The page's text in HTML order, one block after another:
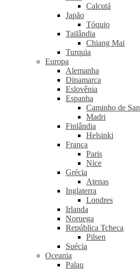
Calcutá
Japão
Tóquio
Tailândia
Chiang Mai
Turquia
Europa
Alemanha
Dinamarca
Eslovênia
Espanha
Caminho de
Madri
Finlândia
Helsinki
França
Paris
Nice
Grécia
Atenas
Inglaterra
Londres
Irlanda
Noruega
República Tcheca
Pilsen
Suécia
Oceania
Palau